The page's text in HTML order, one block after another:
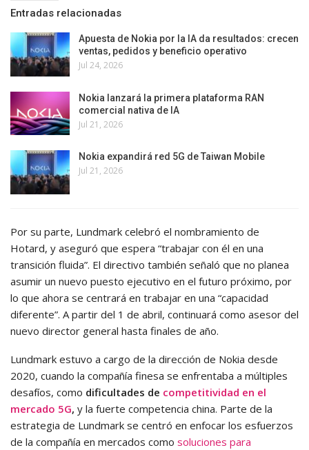
Entradas relacionadas
Apuesta de Nokia por la IA da resultados: crecen
ventas, pedidos y beneficio operativo
Jul 24, 2026
Nokia lanzará la primera plataforma RAN
comercial nativa de IA
Jul 21, 2026
Nokia expandirá red 5G de Taiwan Mobile
Jul 21, 2026
Por su parte, Lundmark celebró el nombramiento de
Hotard, y aseguró que espera “trabajar con él en una
transición fluida”. El directivo también señaló que no planea
asumir un nuevo puesto ejecutivo en el futuro próximo, por
lo que ahora se centrará en trabajar en una “capacidad
diferente”. A partir del 1 de abril, continuará como asesor del
nuevo director general hasta finales de año.
Lundmark estuvo a cargo de la dirección de Nokia desde
2020, cuando la compañía finesa se enfrentaba a múltiples
desafíos, como dificultades de competitividad en el
mercado 5G, y la fuerte competencia china. Parte de la
estrategia de Lundmark se centró en enfocar los esfuerzos
de la compañía en mercados como soluciones para